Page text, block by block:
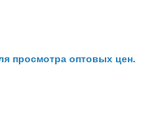
просмотра оптовых цен.